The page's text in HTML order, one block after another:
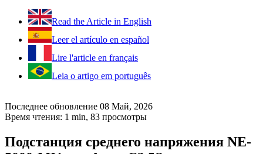
Read the Article in English
Leer el artículo en español
Lire l'article en français
Leia o artigo em português
Последнее обновление 08 Май, 2026
Время чтения: 1 min, 83 просмотры
Подстанция среднего напряжения NE-